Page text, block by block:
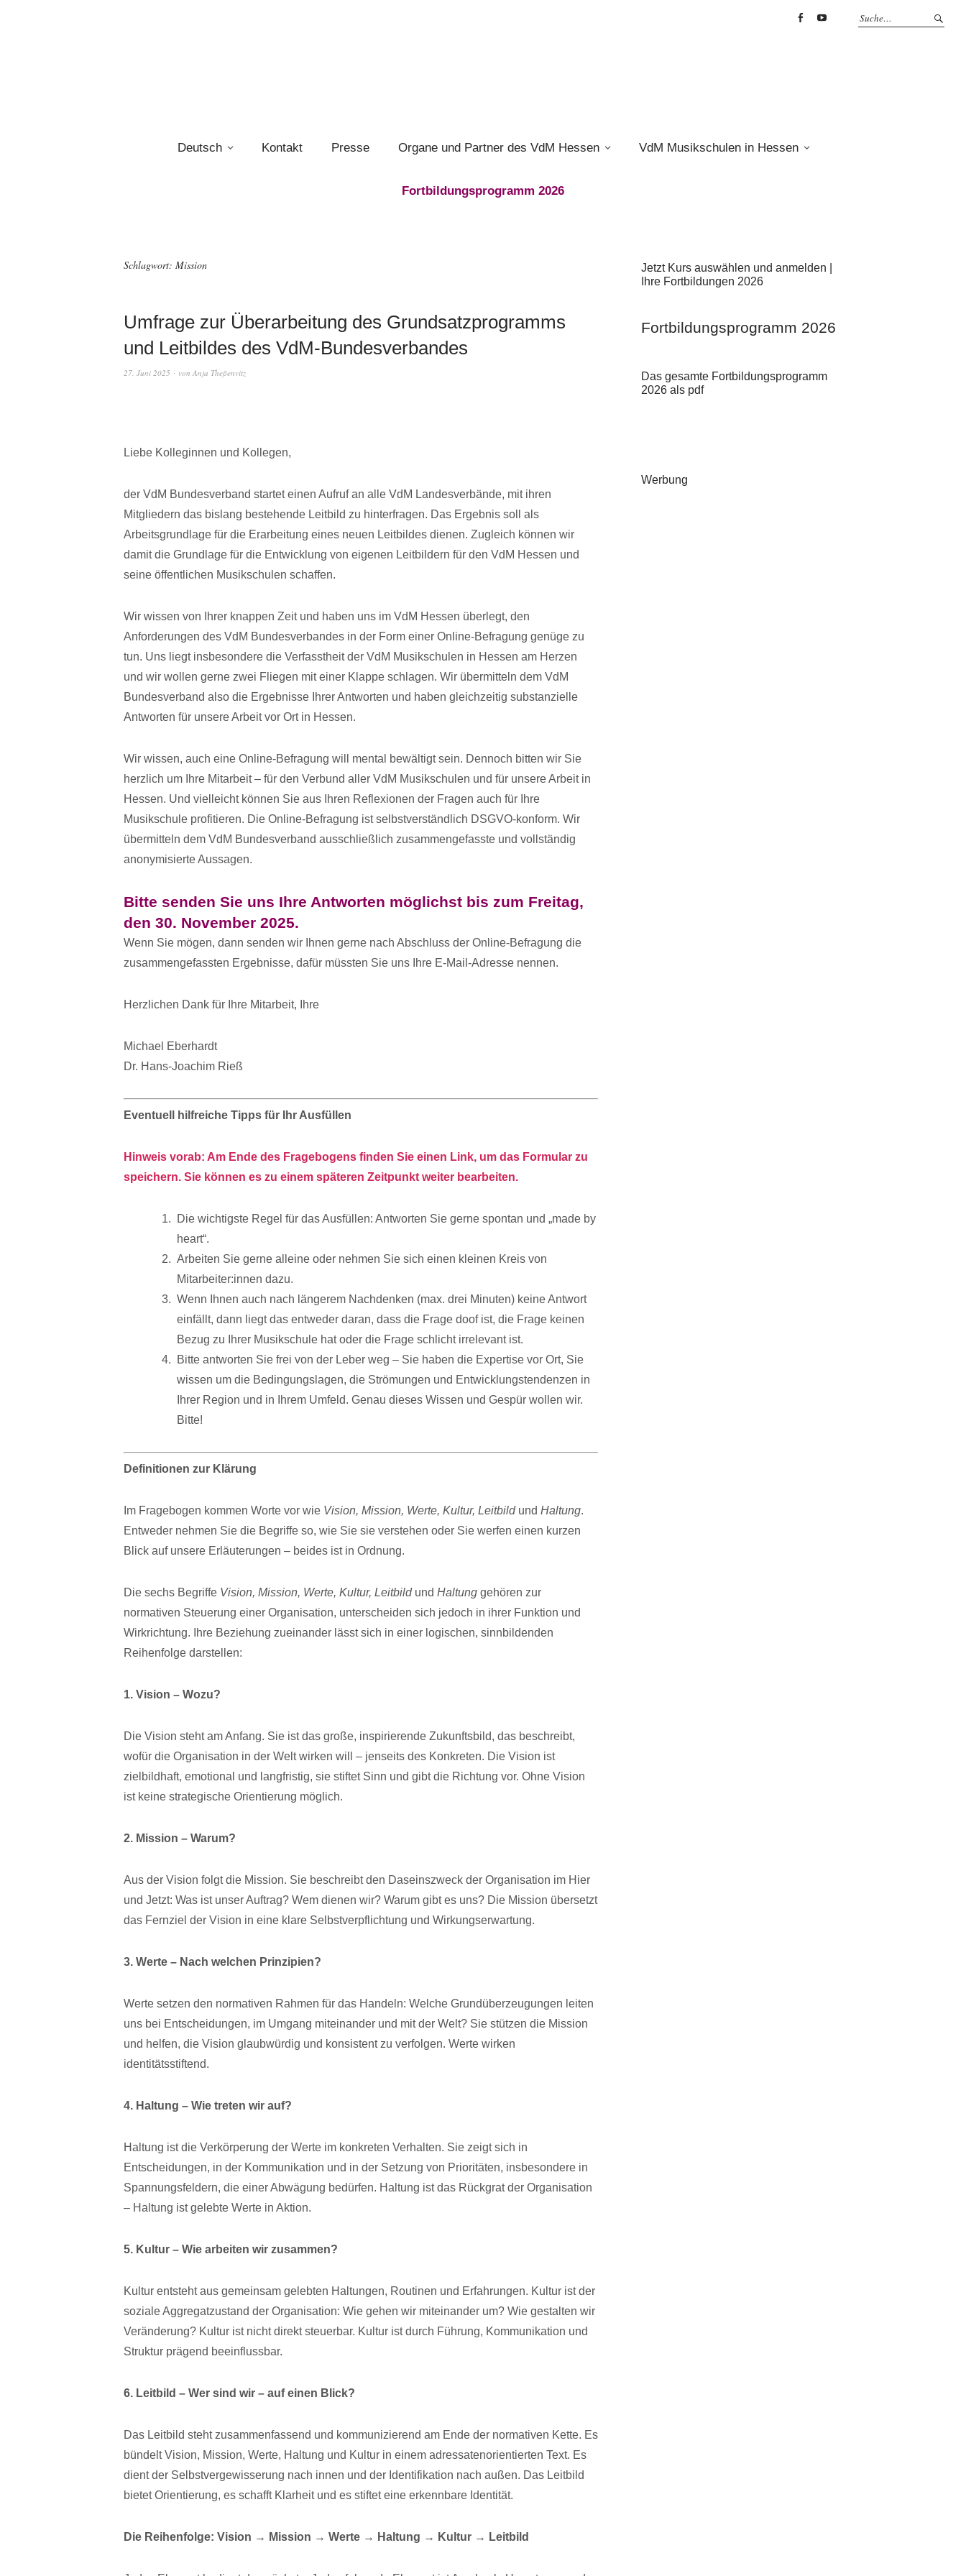
Deutsch Kontakt Presse Organe und Partner des VdM Hessen VdM Musikschulen in Hessen
Fortbildungsprogramm 2026
Schlagwort: Mission
Umfrage zur Überarbeitung des Grundsatzprogramms
und Leitbildes des VdM-Bundesverbandes
27. Juni 2025 von Anja Theßenvitz
Liebe Kolleginnen und Kollegen,
der VdM Bundesverband startet einen Aufruf an alle VdM Landesverbände, mit ihren
Mitgliedern das bislang bestehende Leitbild zu hinterfragen. Das Ergebnis soll als
Arbeitsgrundlage für die Erarbeitung eines neuen Leitbildes dienen. Zugleich können wir
damit die Grundlage für die Entwicklung von eigenen Leitbildern für den VdM Hessen und
seine öffentlichen Musikschulen schaffen.
Wir wissen von Ihrer knappen Zeit und haben uns im VdM Hessen überlegt, den
Anforderungen des VdM Bundesverbandes in der Form einer Online-Befragung genüge zu
tun. Uns liegt insbesondere die Verfasstheit der VdM Musikschulen in Hessen am Herzen
und wir wollen gerne zwei Fliegen mit einer Klappe schlagen. Wir übermitteln dem VdM
Bundesverband also die Ergebnisse Ihrer Antworten und haben gleichzeitig substanzielle
Antworten für unsere Arbeit vor Ort in Hessen.
Wir wissen, auch eine Online-Befragung will mental bewältigt sein. Dennoch bitten wir Sie
herzlich um Ihre Mitarbeit – für den Verbund aller VdM Musikschulen und für unsere Arbeit in
Hessen. Und vielleicht können Sie aus Ihren Reflexionen der Fragen auch für Ihre
Musikschule profitieren. Die Online-Befragung ist selbstverständlich DSGVO-konform. Wir
übermitteln dem VdM Bundesverband ausschließlich zusammengefasste und vollständig
anonymisierte Aussagen.
Bitte senden Sie uns Ihre Antworten möglichst bis zum Freitag,
den 30. November 2025.
Wenn Sie mögen, dann senden wir Ihnen gerne nach Abschluss der Online-Befragung die
zusammengefassten Ergebnisse, dafür müssten Sie uns Ihre E-Mail-Adresse nennen.
Herzlichen Dank für Ihre Mitarbeit, Ihre
Michael Eberhardt
Dr. Hans-Joachim Rieß
Eventuell hilfreiche Tipps für Ihr Ausfüllen
Hinweis vorab: Am Ende des Fragebogens finden Sie einen Link, um das Formular zu
speichern. Sie können es zu einem späteren Zeitpunkt weiter bearbeiten.
Die wichtigste Regel für das Ausfüllen: Antworten Sie gerne spontan und „made by
heart“.
Arbeiten Sie gerne alleine oder nehmen Sie sich einen kleinen Kreis von
Mitarbeiter:innen dazu.
Wenn Ihnen auch nach längerem Nachdenken (max. drei Minuten) keine Antwort
einfällt, dann liegt das entweder daran, dass die Frage doof ist, die Frage keinen
Bezug zu Ihrer Musikschule hat oder die Frage schlicht irrelevant ist.
Bitte antworten Sie frei von der Leber weg – Sie haben die Expertise vor Ort, Sie
wissen um die Bedingungslagen, die Strömungen und Entwicklungstendenzen in
Ihrer Region und in Ihrem Umfeld. Genau dieses Wissen und Gespür wollen wir.
Bitte!
Definitionen zur Klärung
Im Fragebogen kommen Worte vor wie Vision, Mission, Werte, Kultur, Leitbildund Haltung.
Entweder nehmen Sie die Begriffe so, wie Sie sie verstehen oder Sie werfen einen kurzen
Blick auf unsere Erläuterungen – beides ist in Ordnung.
Die sechs Begriffe Vision, Mission, Werte, Kultur, Leitbildund Haltung gehören zur
normativen Steuerung einer Organisation, unterscheiden sich jedoch in ihrer Funktion und
Wirkrichtung. Ihre Beziehung zueinander lässt sich in einer logischen, sinnbildenden
Reihenfolge darstellen:
1. Vision – Wozu?
Die Vision steht am Anfang. Sie ist das große, inspirierende Zukunftsbild, das beschreibt,
wofür die Organisation in der Welt wirken will – jenseits des Konkreten. Die Vision ist
zielbildhaft, emotional und langfristig, sie stiftet Sinn und gibt die Richtung vor. Ohne Vision
ist keine strategische Orientierung möglich.
2. Mission – Warum?
Aus der Vision folgt die Mission. Sie beschreibt den Daseinszweck der Organisation im Hier
und Jetzt: Was ist unser Auftrag? Wem dienen wir? Warum gibt es uns? Die Mission übersetzt
das Fernziel der Vision in eine klare Selbstverpflichtung und Wirkungserwartung.
3. Werte – Nach welchen Prinzipien?
Werte setzen den normativen Rahmen für das Handeln: Welche Grundüberzeugungen leiten
uns bei Entscheidungen, im Umgang miteinander und mit der Welt? Sie stützen die Mission
und helfen, die Vision glaubwürdig und konsistent zu verfolgen. Werte wirken
identitätsstiftend.
4. Haltung – Wie treten wir auf?
Haltung ist die Verkörperung der Werte im konkreten Verhalten. Sie zeigt sich in
Entscheidungen, in der Kommunikation und in der Setzung von Prioritäten, insbesondere in
Spannungsfeldern, die einer Abwägung bedürfen. Haltung ist das Rückgrat der Organisation
– Haltung ist gelebte Werte in Aktion.
5. Kultur – Wie arbeiten wir zusammen?
Kultur entsteht aus gemeinsam gelebten Haltungen, Routinen und Erfahrungen. Kultur ist der
soziale Aggregatzustand der Organisation: Wie gehen wir miteinander um? Wie gestalten wir
Veränderung? Kultur ist nicht direkt steuerbar. Kultur ist durch Führung, Kommunikation und
Struktur prägend beeinflussbar.
6. Leitbild – Wer sind wir – auf einen Blick?
Das Leitbild steht zusammenfassend und kommunizierend am Ende der normativen Kette. Es
bündelt Vision, Mission, Werte, Haltung und Kultur in einem adressatenorientierten Text. Es
dient der Selbstvergewisserung nach innen und der Identifikation nach außen. Das Leitbild
bietet Orientierung, es schafft Klarheit und es stiftet eine erkennbare Identität.
Die Reihenfolge: Vision → Mission → Werte → Haltung → Kultur → Leitbild
Jetzt Kurs auswählen und anmelden |
Ihre Fortbildungen 2026
Fortbildungsprogramm 2026
Das gesamte Fortbildungsprogramm
2026 als pdf
Werbung